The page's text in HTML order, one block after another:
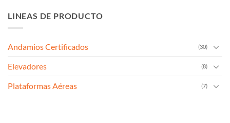
LINEAS DE PRODUCTO
Andamios Certificados (30)
Elevadores (8)
Plataformas Aéreas (7)